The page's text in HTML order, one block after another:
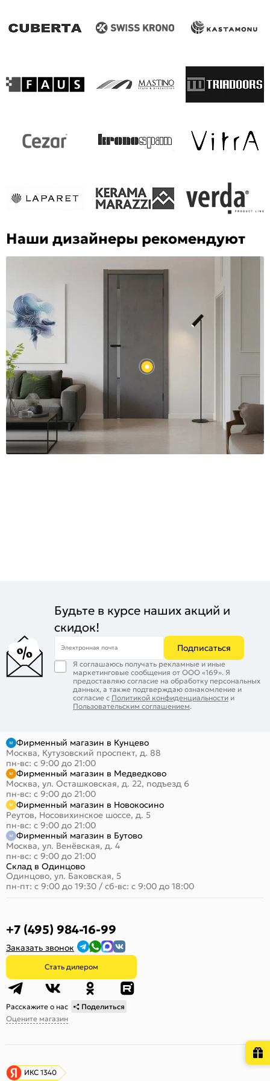
Наши дизайнеры рекомендуют
Будьте в курсе наших акций и
скидок!
Электронная почта Подписаться
Я соглашаюсь получать рекламные и иные
маркетинговые сообщения от ООО «169». Я
предоставляю согласие на обработку персональных
данных, а также подтверждаю ознакомление и
согласие с Политикой конфиденциальности и
Пользовательским соглашением.
Фирменный магазин в Кунцево
Москва, Кутузовский проспект, д. 88
пн-вс: с 9:00 до 21:00
Фирменный магазин в Медведково
Москва, ул. Осташковская, д. 22, подъезд 6
пн-вс: с 9:00 до 21:00
Фирменный магазин в Новокосино
Реутов, Носовихинское шоссе, д. 5
пн-вс: с 9:00 до 21:00
Фирменный магазин в Бутово
Москва, ул. Венёвская, д. 4
пн-вс: с 9:00 до 21:00
Склад в Одинцово
Одинцово, ул. Баковская, 5
пн-пт: с 9:00 до 19:30 / сб-вс: с 9:00 до 18:00
+7 (495) 984-16-99
Заказать звонок
Стать дилером
Расскажите о нас
Поделиться
Оцените магазин
ИКС 1340